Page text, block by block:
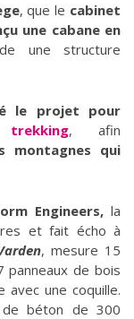
, que le cabinet
une cabane en
une structure
le projet pour
, afin
montagnes qui
Engineers,la
et fait écho à
, mesure 15
de bois
avec une coquille.
béton de 300